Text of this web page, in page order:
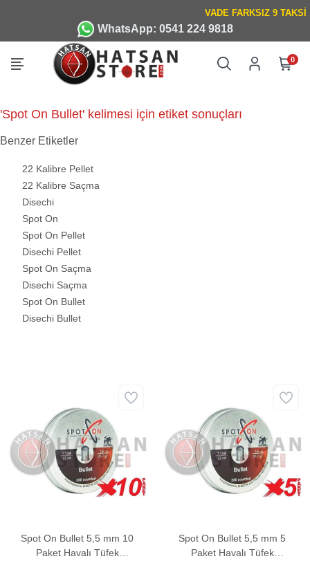
WhatsApp: 0541 224 9818
0
'Spot On Bullet' kelimesi için etiket sonuçları
Benzer Etiketler
22 Kalibre Pellet
22 Kalibre Saçma
Disechi
Spot On
Spot On Pellet
Disechi Pellet
Spot On Saçma
Disechi Saçma
Spot On Bullet
Disechi Bullet
Spot On Bullet 5,5 mm 10
Paket Havalı Tüfek
Spot On Bullet 5,5 mm 5
Paket Havalı Tüfek